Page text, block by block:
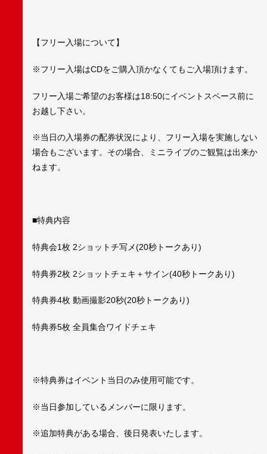
【フリー入場について】
※フリー入場はCDをご購入頂かなくてもご入場頂けます。
フリー入場ご希望のお客様は18:50にイベントスペース前に
お越し下さい。
※当日の入場券の配券状況により、フリー入場を実施しない
場合もございます。その場合、ミニライブのご観覧は出来か
ねます。
■特典内容
特典会1枚 2ショットチ写メ(20秒トークあり)
特典券2枚 2ショットチェキ＋サイン(40秒トークあり)
特典券4枚 動画撮影20秒(20秒トークあり)
特典券5枚 全員集合ワイドチェキ
※特典券はイベント当日のみ使用可能です。
※当日参加しているメンバーに限ります。
※追加特典がある場合、後日発表いたします。